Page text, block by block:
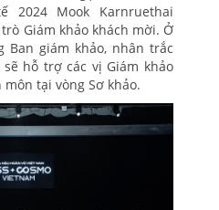
2024 Mook Karnruethai
Giám khảo khách mời. Ở
Ban giám khảo, nhân trắc
hỗ trợ các vị Giám khảo
tại vòng Sơ khảo.